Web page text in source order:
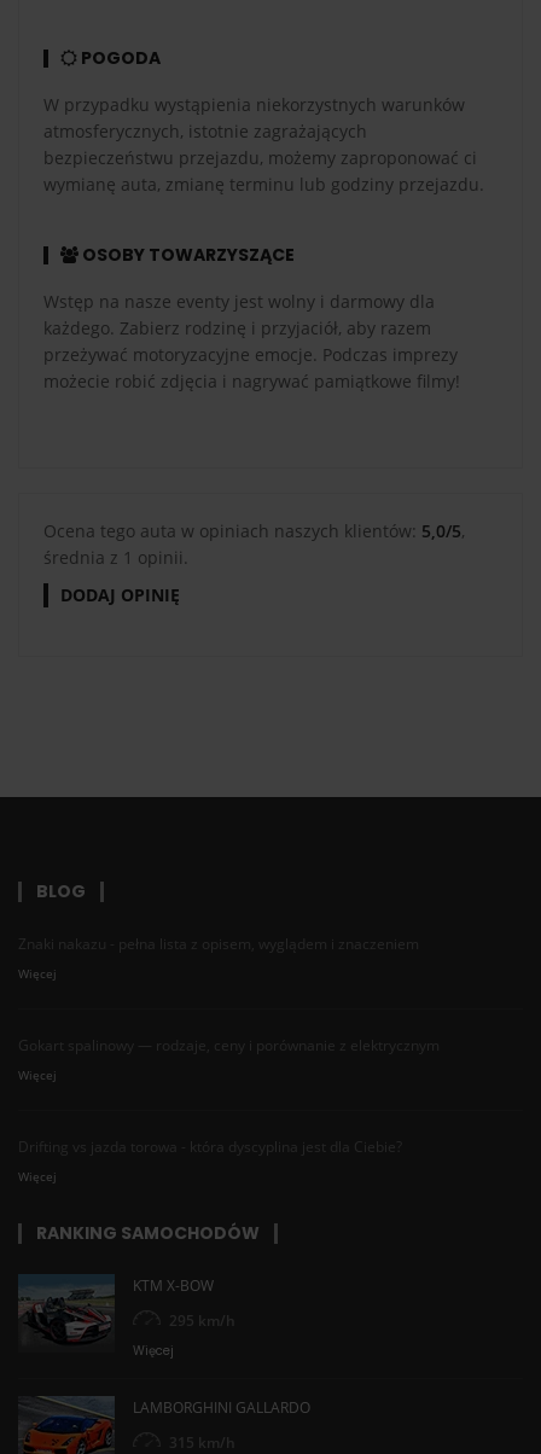
POGODA
W przypadku wystąpienia niekorzystnych warunków
atmosferycznych, istotnie zagrażających
bezpieczeństwu przejazdu, możemy zaproponować ci
wymianę auta, zmianę terminu lub godziny przejazdu.
OSOBY TOWARZYSZĄCE
Wstęp na nasze eventy jest wolny i darmowy dla
każdego. Zabierz rodzinę i przyjaciół, aby razem
przeżywać motoryzacyjne emocje. Podczas imprezy
możecie robić zdjęcia i nagrywać pamiątkowe filmy!
Ocena tego auta w opiniach naszych klientów: 5,0/5,
średnia z 1 opinii.
DODAJ OPINIĘ
BLOG
Znaki nakazu - pełna lista z opisem, wyglądem i znaczeniem
Więcej
Gokart spalinowy — rodzaje, ceny i porównanie z elektrycznym
Więcej
Drifting vs jazda torowa - która dyscyplina jest dla Ciebie?
Więcej
RANKING SAMOCHODÓW
KTM X-BOW
295 km/h
Więcej
LAMBORGHINI GALLARDO
315 km/h